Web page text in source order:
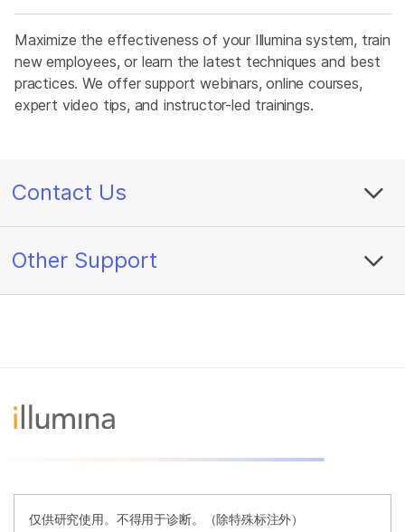
Maximize the effectiveness of your Illumina system, train
new employees, or learn the latest techniques and best
practices. We offer support webinars, online courses,
expert video tips, and instructor-led trainings.
Contact Us
Other Support
仅供研究使用。不得用于诊断。（除特殊标注外）